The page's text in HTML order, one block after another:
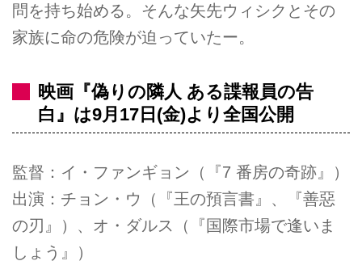
問を持ち始める。そんな矢先ウィシクとその
家族に命の危険が迫っていたー。
映画『偽りの隣人 ある諜報員の告
白』は9月17日(金)より全国公開
監督：イ・ファンギョン（『7 番房の奇跡』）
出演：チョン・ウ（『王の預言書』、『善惡
の刃』）、オ・ダルス（『国際市場で逢いま
しょう』）